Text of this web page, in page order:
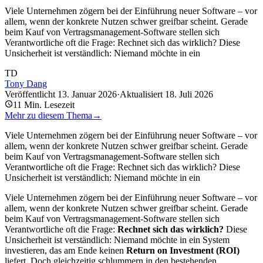
Viele Unternehmen zögern bei der Einführung neuer Software – vor
allem, wenn der konkrete Nutzen schwer greifbar scheint. Gerade
beim Kauf von Vertragsmanagement-Software stellen sich
Verantwortliche oft die Frage: Rechnet sich das wirklich? Diese
Unsicherheit ist verständlich: Niemand möchte in ein
TD
Tony Dang
Veröffentlicht 13. Januar 2026·Aktualisiert 18. Juli 2026
11 Min. Lesezeit
Mehr zu diesem Thema →
Viele Unternehmen zögern bei der Einführung neuer Software – vor
allem, wenn der konkrete Nutzen schwer greifbar scheint. Gerade
beim Kauf von Vertragsmanagement-Software stellen sich
Verantwortliche oft die Frage: Rechnet sich das wirklich? Diese
Unsicherheit ist verständlich: Niemand möchte in ein
Viele Unternehmen zögern bei der Einführung neuer Software – vor
allem, wenn der konkrete Nutzen schwer greifbar scheint. Gerade
beim Kauf von Vertragsmanagement-Software stellen sich
Verantwortliche oft die Frage: Rechnet sich das wirklich? Diese
Unsicherheit ist verständlich: Niemand möchte in ein System
investieren, das am Ende keinen Return on Investment (ROI)